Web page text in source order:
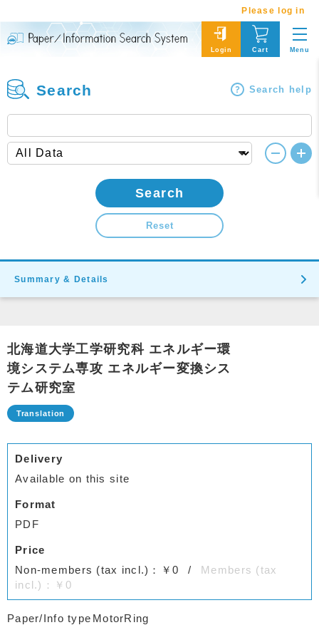
Please log in
Login Cart Menu
Search Search help
Search
Reset
Summary & Details
北海道大学工学研究科 エネルギー環
境システム専攻 エネルギー変換シス
テム研究室
Delivery
Available on this site
Format
PDF
Price
Non-members (tax incl.)：￥0
Members (tax
incl.)：￥0
Paper/Info type MotorRing